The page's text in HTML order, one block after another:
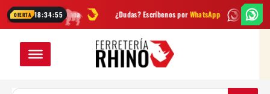
OFERTA 18:34:54
cada semana ¿Dudas? Escríbenos porWhatsApp EnvíoGRATIS